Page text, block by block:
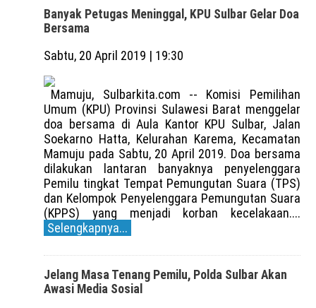
Banyak Petugas Meninggal, KPU Sulbar Gelar Doa
Bersama
Sabtu, 20 April 2019 | 19:30
Mamuju, Sulbarkita.com -- Komisi Pemilihan
Umum (KPU) Provinsi Sulawesi Barat menggelar
doa bersama di Aula Kantor KPU Sulbar, Jalan
Soekarno Hatta, Kelurahan Karema, Kecamatan
Mamuju pada Sabtu, 20 April 2019. Doa bersama
dilakukan lantaran banyaknya penyelenggara
Pemilu tingkat Tempat Pemungutan Suara (TPS)
dan Kelompok Penyelenggara Pemungutan Suara
(KPPS) yang menjadi korban kecelakaan....
Selengkapnya...
Jelang Masa Tenang Pemilu, Polda Sulbar Akan
Awasi Media Sosial